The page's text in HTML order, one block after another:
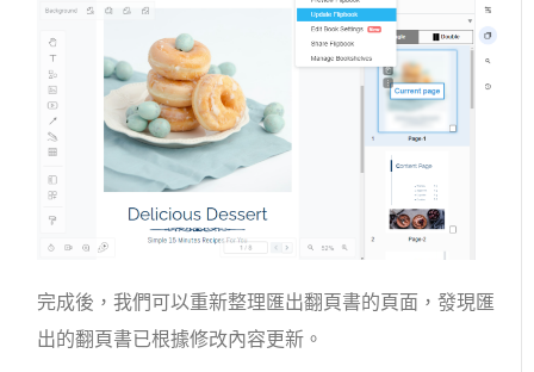
完成後，我們可以重新整理匯出翻頁書的頁面，發現匯
出的翻頁書已根據修改內容更新。